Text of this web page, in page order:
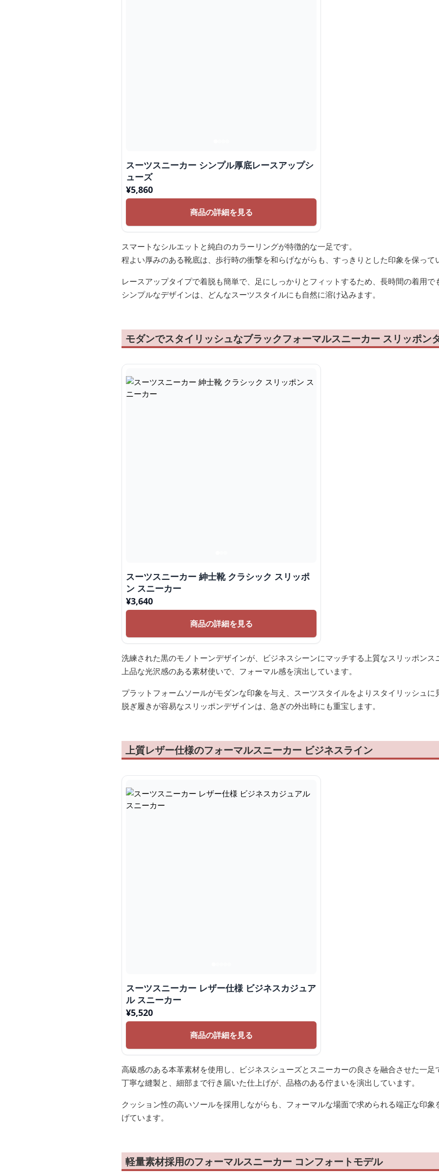
スーツスニーカー シンプル厚底レースアップシ
ューズ
¥5,860
商品の詳細を見る
スマートなシルエットと純白のカラーリングが特徴的な一足です。
程よい厚みのある靴底は、歩行時の衝撃を和らげながらも、すっきりとした印象を保って
レースアップタイプで着脱も簡単で、足にしっかりとフィットするため、長時間の着用で
シンプルなデザインは、どんなスーツスタイルにも自然に溶け込みます。
モダンでスタイリッシュなブラックフォーマルスニーカー スリッポン
スーツスニーカー 紳士靴 クラシック スリッポ
ン スニーカー
¥3,640
商品の詳細を見る
洗練された黒のモノトーンデザインが、ビジネスシーンにマッチする上質なスリッポンス
上品な光沢感のある素材使いで、フォーマル感を演出しています。
プラットフォームソールがモダンな印象を与え、スーツスタイルをよりスタイリッシュに
脱ぎ履きが容易なスリッポンデザインは、急ぎの外出時にも重宝します。
上質レザー仕様のフォーマルスニーカー ビジネスライン
スーツスニーカー レザー仕様 ビジネスカジュア
ル スニーカー
¥5,520
商品の詳細を見る
高級感のある本革素材を使用し、ビジネスシューズとスニーカーの良さを融合させた一足
丁寧な縫製と、細部まで行き届いた仕上げが、品格のある佇まいを演出しています。
クッション性の高いソールを採用しながらも、フォーマルな場面で求められる端正な印
げています。
軽量素材採用のフォーマルスニーカー コンフォートモデル